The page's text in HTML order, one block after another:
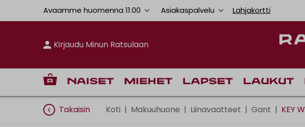
Avaamme huomenna 11:00 Asiakaspalvelu Lahjakortti
Kirjaudu Minun Ratsulaan
Naiset Miehet Lapset Laukut
Takaisin Koti | Makuuhuone | Liinavaatteet | Gant | KEY